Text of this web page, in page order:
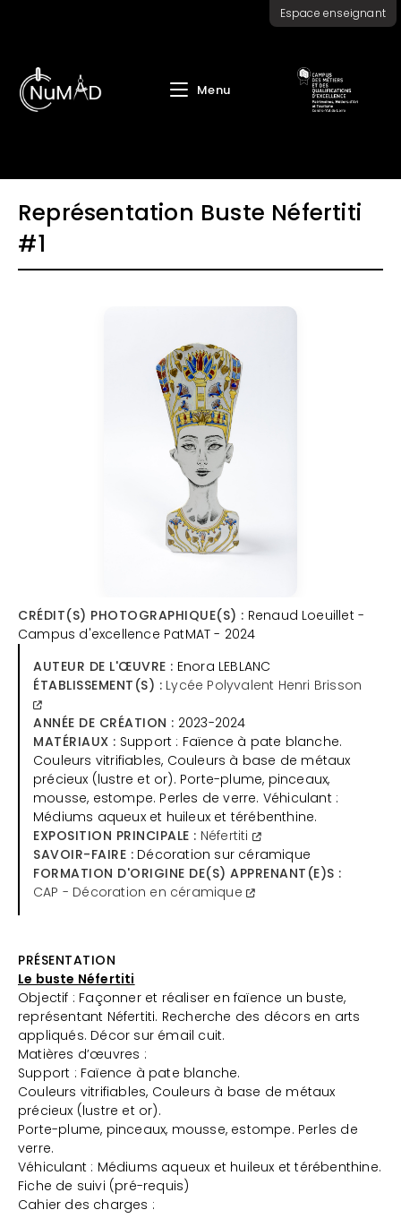
Menu
Espace enseignant
Représentation Buste Néfertiti
#1
CRÉDIT(S) PHOTOGRAPHIQUE(S) : Renaud Loeuillet -
Campus d'excellence PatMAT - 2024
AUTEUR DE L'ŒUVRE : Enora LEBLANC
ÉTABLISSEMENT(S) : Lycée Polyvalent Henri Brisson
ANNÉE DE CRÉATION : 2023-2024
MATÉRIAUX : Support : Faïence à pate blanche.
Couleurs vitrifiables, Couleurs à base de métaux
précieux (lustre et or). Porte-plume, pinceaux,
mousse, estompe. Perles de verre. Véhiculant :
Médiums aqueux et huileux et térébenthine.
EXPOSITION PRINCIPALE : Néfertiti
SAVOIR-FAIRE : Décoration sur céramique
FORMATION D'ORIGINE DE(S) APPRENANT(E)S :
CAP - Décoration en céramique
PRÉSENTATION
Le buste Néfertiti
Objectif : Façonner et réaliser en faïence un buste,
représentant Néfertiti. Recherche des décors en arts
appliqués. Décor sur émail cuit.
Matières d’œuvres :
Support : Faïence à pate blanche.
Couleurs vitrifiables, Couleurs à base de métaux
précieux (lustre et or).
Porte-plume, pinceaux, mousse, estompe. Perles de
verre.
Véhiculant : Médiums aqueux et huileux et térébenthine.
Fiche de suivi (pré-requis)
Cahier des charges :